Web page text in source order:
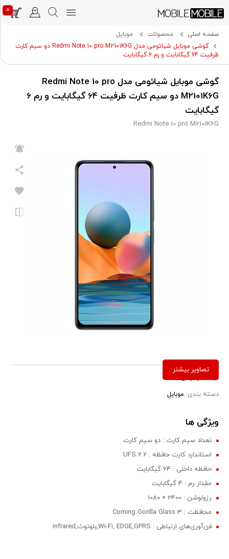
0
صفحه اصلی محصولات
موبایل
گوشی موبایل شیائومی مدل Redmi Note 10 pro M2101K6G دو سیم‌ کارت
ظرفیت 64 گیگابایت و رم 6 گیگابایت
گوشی موبایل شیائومی مدل Redmi Note 10 pro
M2101K6G دو سیم‌ کارت ظرفیت 64 گیگابایت و رم 6
گیگابایت
Redmi Note 10 pro M2101K6G
برند:
دسته بندی: موبایل
ویژگی ها
تعداد سیم کارت : دو سیم کارت
استاندارد کارت حافظه : UFS 2.2
حافظه داخلی : 64 گیگابایت
مقدار رم : 4 گیگابایت
رزولوشن : 2400 × 1080
محافظت : Corning Gorilla Glass 3
فن‌آوری‌های ارتباطی : Wi-Fi, EDGE,GPRS,بلوتوث,infrared